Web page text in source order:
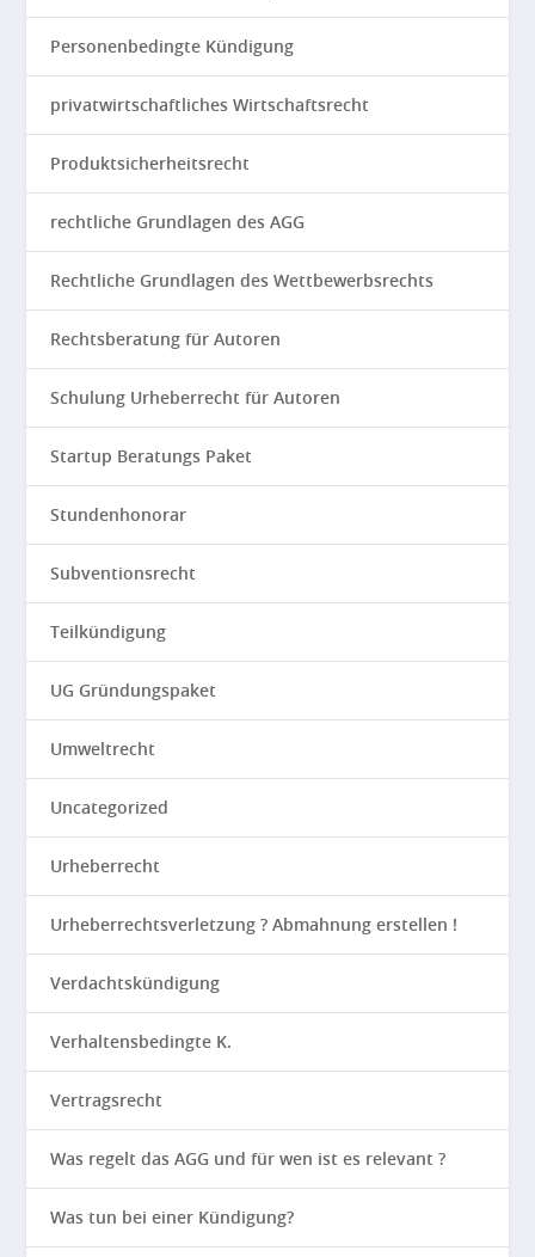
Personenbedingte Kündigung
privatwirtschaftliches Wirtschaftsrecht
Produktsicherheitsrecht
rechtliche Grundlagen des AGG
Rechtliche Grundlagen des Wettbewerbsrechts
Rechtsberatung für Autoren
Schulung Urheberrecht für Autoren
Startup Beratungs Paket
Stundenhonorar
Subventionsrecht
Teilkündigung
UG Gründungspaket
Umweltrecht
Uncategorized
Urheberrecht
Urheberrechtsverletzung ? Abmahnung erstellen !
Verdachtskündigung
Verhaltensbedingte K.
Vertragsrecht
Was regelt das AGG und für wen ist es relevant ?
Was tun bei einer Kündigung?